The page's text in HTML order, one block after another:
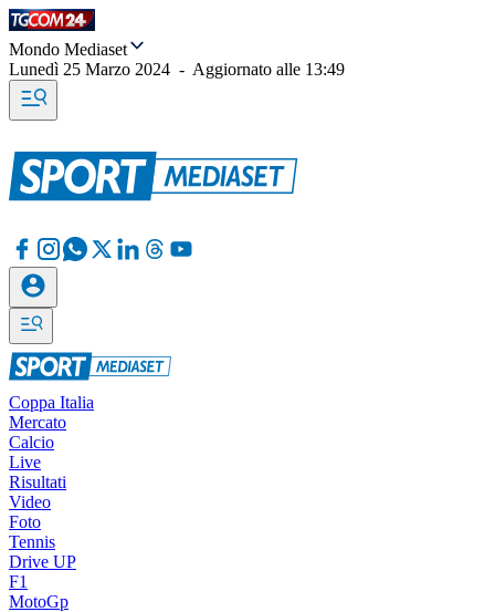
Mondo Mediaset
Lunedì 25 Marzo 2024 - Aggiornato alle 13:49
Coppa Italia
Mercato
Calcio
Live
Risultati
Video
Foto
Tennis
Drive UP
F1
MotoGp